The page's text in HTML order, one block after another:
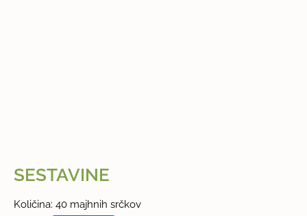
SESTAVINE
Količina: 40 majhnih srčkov